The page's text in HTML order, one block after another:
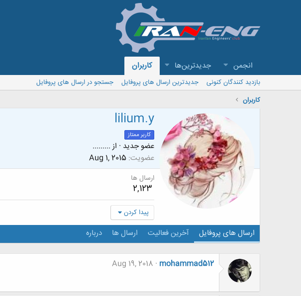
انجمن جدیدترین‌ها کاربران
بازدید کنندگان کنونی جدیدترین ارسال های پروفایل
جستجو در ارسال های پروفایل
کاربران
lilium.y
کاربر ممتاز
عضو جدید · از .........
عضویت Aug 1, 2015
ارسال ها
2,123
پیدا کردن
ارسال های پروفایل آخرین فعالیت ارسال ها درباره
mohammad512
Aug 19, 2018